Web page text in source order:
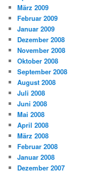
März 2009
Februar 2009
Januar 2009
Dezember 2008
November 2008
Oktober 2008
September 2008
August 2008
Juli 2008
Juni 2008
Mai 2008
April 2008
März 2008
Februar 2008
Januar 2008
Dezember 2007